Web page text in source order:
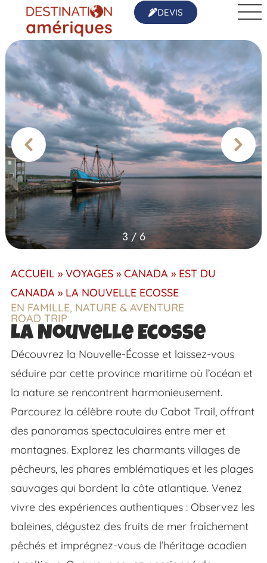
DEVIS
3 /6
ACCUEIL» VOYAGES» CANADA» EST DU
CANADA» LA NOUVELLE ECOSSE
EN FAMILLE, NATURE & AVENTURE
ROAD TRIP
La Nouvelle Ecosse
Découvrez la Nouvelle-Écosse et laissez-vous
séduire par cette province maritime où l’océan et
la nature se rencontrent harmonieusement.
Parcourez la célèbre route du Cabot Trail, offrant
des panoramas spectaculaires entre mer et
montagnes. Explorez les charmants villages de
pêcheurs, les phares emblématiques et les plages
sauvages qui bordent la côte atlantique. Venez
vivre des expériences authentiques : Observez les
baleines, dégustez des fruits de mer fraîchement
pêchés et imprégnez-vous de l’héritage acadien